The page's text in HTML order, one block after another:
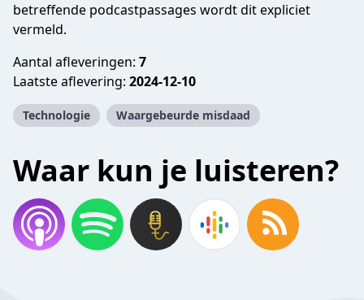
betreffende podcastpassages wordt dit expliciet
vermeld.
Aantal afleveringen: 7
Laatste aflevering: 2024-12-10
Technologie Waargebeurde misdaad
Waar kun je luisteren?